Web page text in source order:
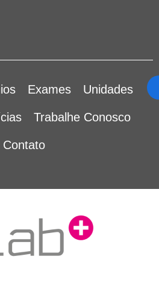
Exames Unidades
Trabalhe Conosco
Contato